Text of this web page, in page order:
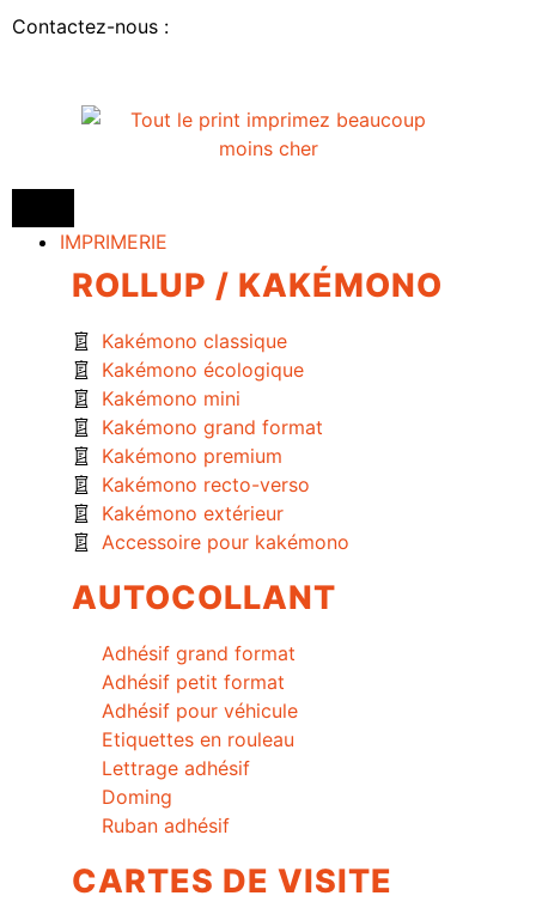
Contactez-nous :
IMPRIMERIE
ROLLUP / KAKÉMONO
Kakémono classique
Kakémono écologique
Kakémono mini
Kakémono grand format
Kakémono premium
Kakémono recto-verso
Kakémono extérieur
Accessoire pour kakémono
AUTOCOLLANT
Adhésif grand format
Adhésif petit format
Adhésif pour véhicule
Etiquettes en rouleau
Lettrage adhésif
Doming
Ruban adhésif
CARTES DE VISITE